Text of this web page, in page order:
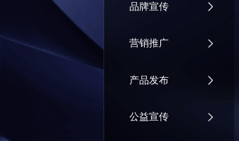
品牌宣传
营销推广
产品发布
公益宣传